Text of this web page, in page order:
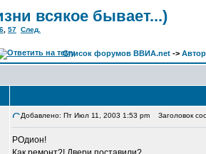
всякое бывает...)
57 След.
Список форумов ВВИА.net ->
Добавлено: Пт Июл 11, 2003 1:53 pm Заголовок
РОдион!